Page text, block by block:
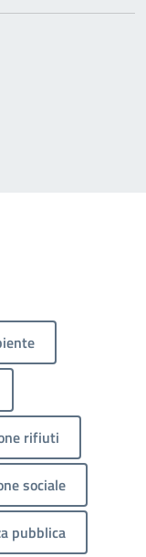
rifiuti
sociale
pubblica